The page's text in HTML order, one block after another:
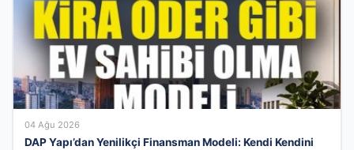
04 Ağu 2026
DAP Yapı’dan Yenilikçi Finansman Modeli: Kendi Kendini